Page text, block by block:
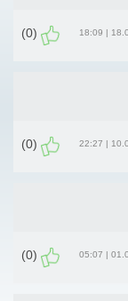
(0)
(0)
(0)